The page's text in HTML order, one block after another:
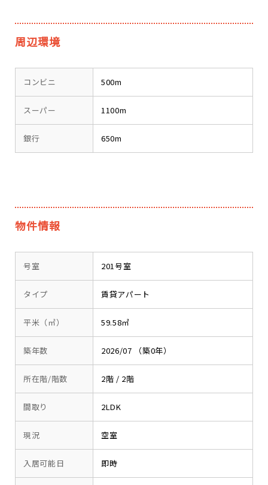
周辺環境
コンビニ 500m
スーパー 1100m
銀行 650m
物件情報
号室 201号室
タイプ 賃貸アパート
平米（㎡） 59.58㎡
築年数 2026/07 （築0年）
所在階/階数 2階 / 2階
間取り 2LDK
現況 空室
入居可能日 即時